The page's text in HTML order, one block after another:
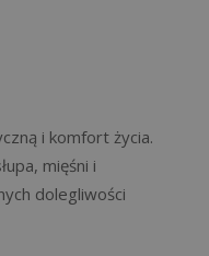
i komfort życia.
mięśni i
dolegliwości